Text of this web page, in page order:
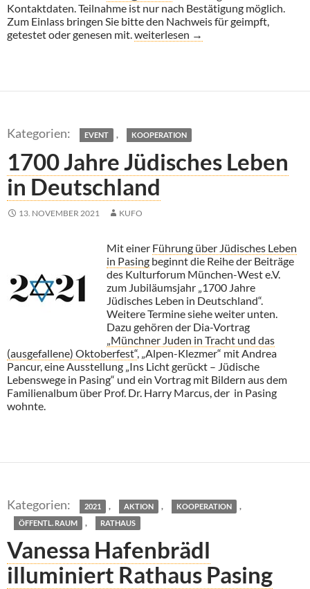
Kontaktdaten. Teilnahme ist nur nach Bestätigung möglich.
Zum Einlass bringen Sie bitte den Nachweis für geimpft,
getestet oder genesen mit.Tristan Marquardt: Unmögliche
weiterlesen →
EVENT , KOOPERATION
1700 Jahre Jüdisches Leben
in Deutschland
13. NOVEMBER 2021 KUFO
Mit einer Führung über Jüdisches Leben
in Pasing beginnt die Reihe der Beiträge
des Kulturforum München-West e.V.
zum Jubiläumsjahr „1700 Jahre
Jüdisches Leben in Deutschland“.
Weitere Termine siehe weiter unten.
Dazu gehören der Dia-Vortrag
„Münchner Juden in Tracht und das
(ausgefallene) Oktoberfest“, „Alpen-Klezmer“ mit Andrea
Pancur, eine Ausstellung „Ins Licht gerückt – Jüdische
Lebenswege in Pasing“ und ein Vortrag mit Bildern aus dem
Familienalbum über Prof. Dr. Harry Marcus, der in Pasing
wohnte.
2021 , AKTION , KOOPERATION ,
ÖFFENTL. RAUM , RATHAUS
Vanessa Hafenbrädl
illuminiert Rathaus Pasing